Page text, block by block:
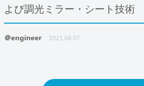
よび調光ミラー・シート技術
＠engineer 2021.06.07